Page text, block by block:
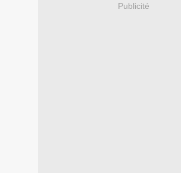
Publicité